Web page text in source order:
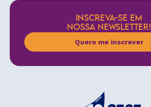
INSCREVA-SE EM
NOSSA NEWSLETTER!
Quero me inscrever